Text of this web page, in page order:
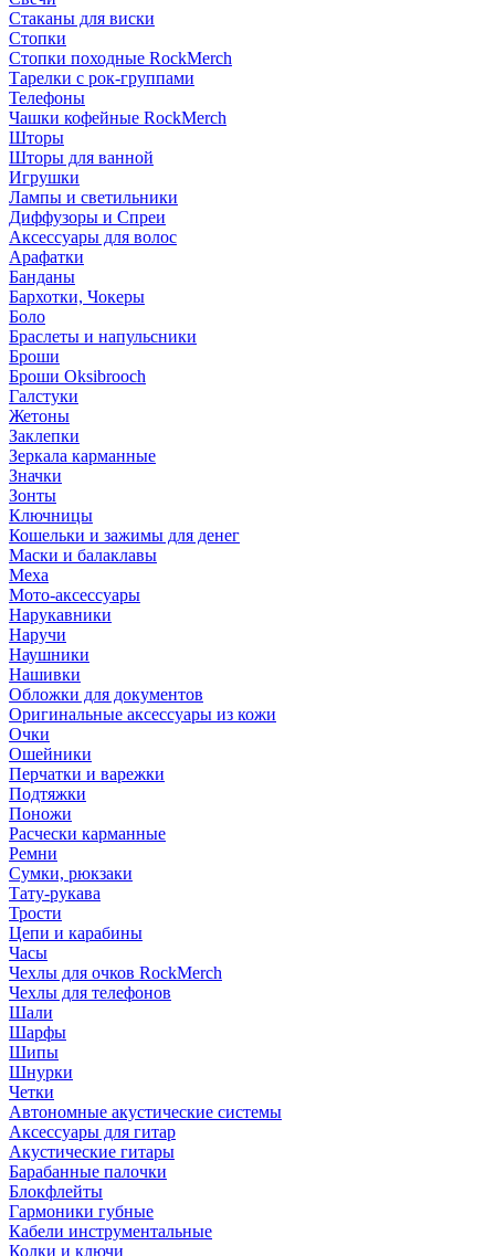
Стаканы для виски
Стопки
Стопки походные RockMerch
Тарелки с рок-группами
Телефоны
Чашки кофейные RockMerch
Шторы
Шторы для ванной
Игрушки
Лампы и светильники
Диффузоры и Спреи
Аксессуары для волос
Арафатки
Банданы
Бархотки, Чокеры
Боло
Браслеты и напульсники
Броши
Броши Oksibrooch
Галстуки
Жетоны
Заклепки
Зеркала карманные
Значки
Зонты
Ключницы
Кошельки и зажимы для денег
Маски и балаклавы
Меха
Мото-аксессуары
Нарукавники
Наручи
Наушники
Нашивки
Обложки для документов
Оригинальные аксессуары из кожи
Очки
Ошейники
Перчатки и варежки
Подтяжки
Поножи
Расчески карманные
Ремни
Сумки, рюкзаки
Тату-рукава
Трости
Цепи и карабины
Часы
Чехлы для очков RockMerch
Чехлы для телефонов
Шали
Шарфы
Шипы
Шнурки
Четки
Автономные акустические системы
Аксессуары для гитар
Акустические гитары
Барабанные палочки
Блокфлейты
Гармоники губные
Кабели инструментальные
Колки и ключи